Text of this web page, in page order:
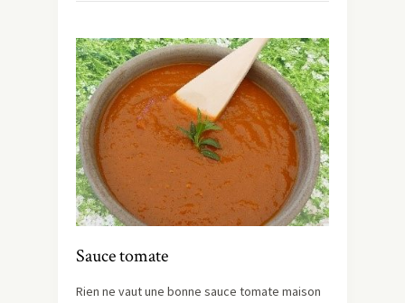
Sauce tomate
Rien ne vaut une bonne sauce tomate maison